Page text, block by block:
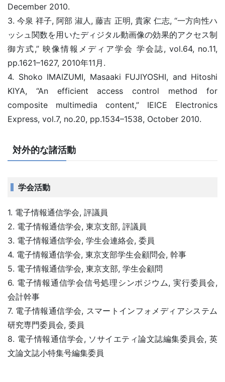
December 2010.
3. 今泉 祥子, 阿部 淑人, 藤吉 正明, 貴家 仁志, “一方向性ハ
ッシュ関数を用いたディジタル動画像の効果的アクセス制
御方式,” 映像情報メディア学会 学会誌, vol.64, no.11,
pp.1621–1627, 2010年11月.
4. Shoko IMAIZUMI, Masaaki FUJIYOSHI, and Hitoshi
KIYA, “An efficient access control method for
composite multimedia content,” IEICE Electronics
Express, vol.7, no.20, pp.1534–1538, October 2010.
対外的な諸活動
学会活動
1. 電子情報通信学会, 評議員
2. 電子情報通信学会, 東京支部, 評議員
3. 電子情報通信学会, 学生会連絡会, 委員
4. 電子情報通信学会, 東京支部学生会顧問会, 幹事
5. 電子情報通信学会, 東京支部, 学生会顧問
6. 電子情報通信学会信号処理シンポジウム, 実行委員会,
会計幹事
7. 電子情報通信学会, スマートインフォメディアシステム
研究専門委員会, 委員
8. 電子情報通信学会, ソサイエティ論文誌編集委員会, 英
文論文誌小特集号編集委員